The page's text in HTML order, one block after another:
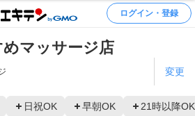
ログイン・登録
マッサージ店
変更
日祝OK 早朝OK 21時以降OK